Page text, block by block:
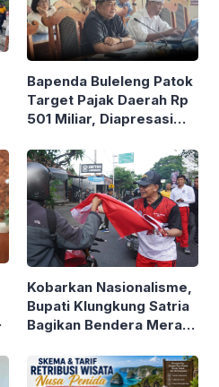
Bapenda Buleleng Patok
Target Pajak Daerah Rp
501 Miliar, Diapresasi
Kobarkan Nasionalisme,
Bupati Klungkung Satria
Bagikan Bendera Merah